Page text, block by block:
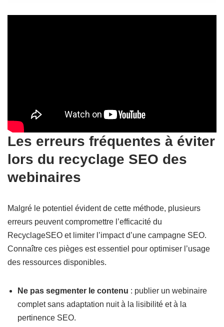
Les erreurs fréquentes à éviter
lors du recyclage SEO des
webinaires
Malgré le potentiel évident de cette méthode, plusieurs
erreurs peuvent compromettre l’efficacité du
RecyclageSEO et limiter l’impact d’une campagne SEO.
Connaître ces pièges est essentiel pour optimiser l’usage
des ressources disponibles.
Ne pas segmenter le contenu : publier un webinaire
complet sans adaptation nuit à la lisibilité et à la
pertinence SEO.